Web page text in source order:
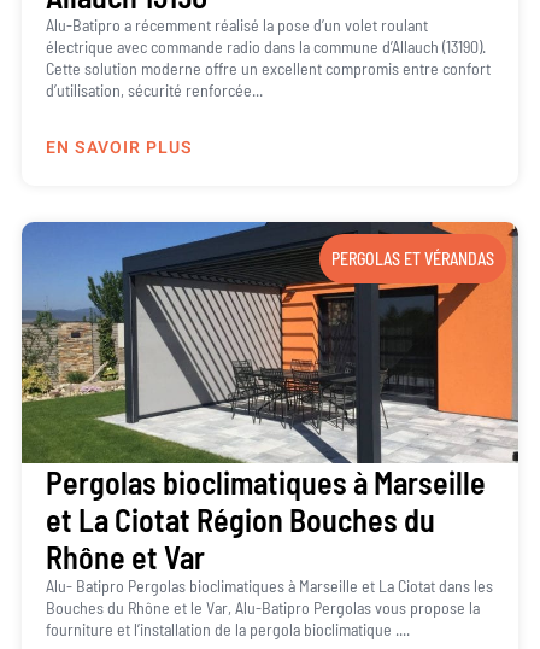
Alu-Batipro a récemment réalisé la pose d’un volet roulant
électrique avec commande radio dans la commune d’Allauch (13190).
Cette solution moderne offre un excellent compromis entre confort
d’utilisation, sécurité renforcée...
EN SAVOIR PLUS
PERGOLAS ET VÉRANDAS
Pergolas bioclimatiques à Marseille
et La Ciotat Région Bouches du
Rhône et Var
Alu- Batipro Pergolas bioclimatiques à Marseille et La Ciotat dans les
Bouches du Rhône et le Var, Alu-Batipro Pergolas vous propose la
fourniture et l’installation de la pergola bioclimatique ....